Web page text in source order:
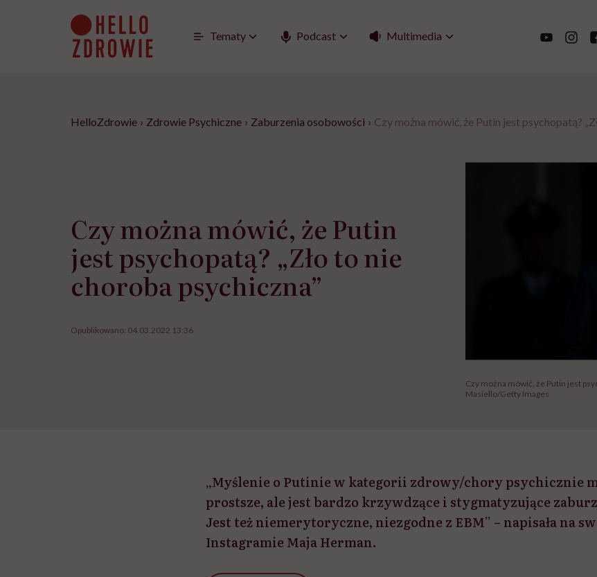
Tematy Podcast Multimedia
HelloZdrowie › Zdrowie Psychiczne › Zaburzenia osobowości › Czy można mówić, że Putin jest psychopatą?
Czy można mówić, że Putin
jest psychopatą? „Zło to nie
choroba psychiczna”
Opublikowano: 04.03.2022 13:36
Czy można mówić, że Putin jest
Masiello/Getty Images
„Myślenie o Putinie w kategorii zdrowy/chory psychicznie
prostsze, ale jest bardzo krzywdzące i stygmatyzujące
Jest też niemerytoryczne, niezgodne z EBM” – napisała na
Instagramie Maja Herman.